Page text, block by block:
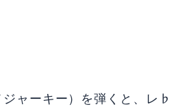
ャーキー）を弾くと、レ♭